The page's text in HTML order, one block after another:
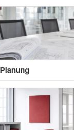
Planung